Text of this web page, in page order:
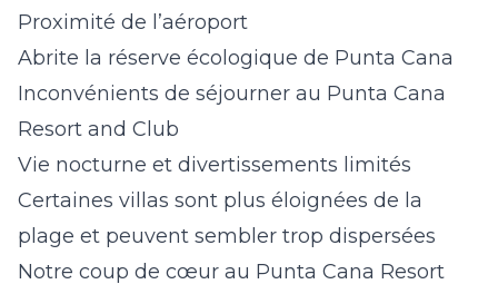
Proximité de l’aéroport
Abrite la réserve écologique de Punta Cana
Inconvénients de séjourner au Punta Cana
Resort and Club
Vie nocturne et divertissements limités
Certaines villas sont plus éloignées de la
plage et peuvent sembler trop dispersées
Notre coup de cœur au Punta Cana Resort